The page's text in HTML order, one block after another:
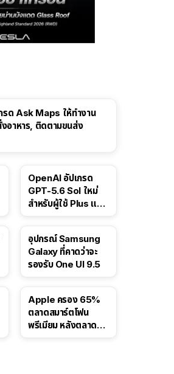
ด Ask Maps ให้ทำงาน
อาหาร, ติดตามขนส่ง
OpenAI อัปเกรด
GPT-5.6 Sol ใหม่
สำหรับผู้ใช้ Plus และ
อุปกรณ์ Samsung
Galaxy ที่คาดว่าจะ
รองรับ One UI 9.5
Apple ครอง 65%
ตลาดสมาร์ตโฟน
พรีเมียม หลังตลาดทำ